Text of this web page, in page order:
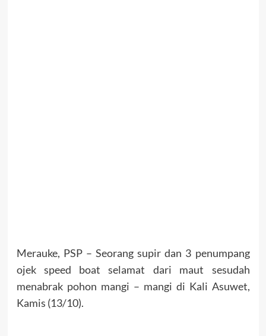
Merauke, PSP – Seorang supir dan 3 penumpang
ojek speed boat selamat dari maut sesudah
menabrak pohon mangi – mangi di Kali Asuwet,
Kamis (13/10).